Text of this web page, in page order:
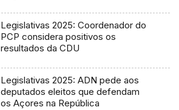
Legislativas 2025: Coordenador do
PCP considera positivos os
resultados da CDU
Legislativas 2025: ADN pede aos
deputados eleitos que defendam
os Açores na República